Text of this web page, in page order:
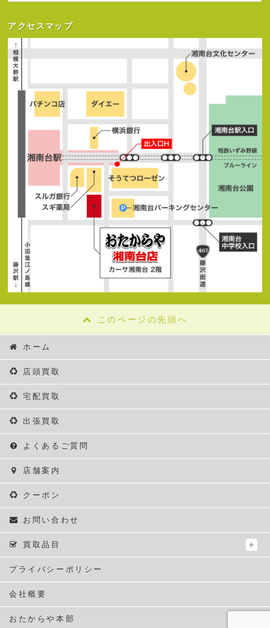
アクセスマップ
このページの先頭へ
ホーム
店頭買取
宅配買取
出張買取
よくあるご質問
店舗案内
クーポン
お問い合わせ
買取品目
プライバシーポリシー
会社概要
おたからや本部